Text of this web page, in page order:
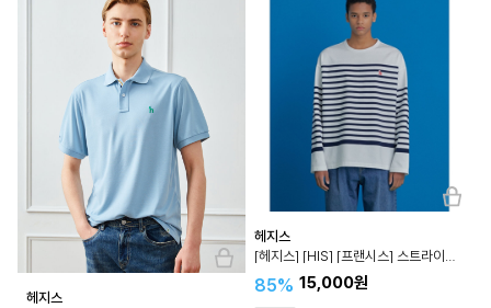
헤지스
헤지스
[헤지스] [HIS] [프랜시스] 스트라이프 긴팔 티셔츠 HZTS3E801
85% 15,000원